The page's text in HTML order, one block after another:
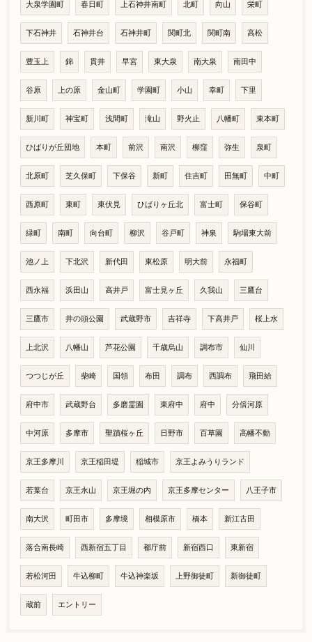
大泉学園町 春日町 上石神井南町 北町 向山 栄町
下石神井 石神井台 石神井町 関町北 関町南 高松
豊玉上 錦 貫井 早宮 東大泉 南大泉 南田中
谷原 上の原 金山町 学園町 小山 幸町 下里
新川町 神宝町 浅間町 滝山 野火止 八幡町 東本町
ひばりが丘団地 本町 前沢 南沢 柳窪 弥生 泉町
北原町 芝久保町 下保谷 新町 住吉町 田無町 中町
西原町 東町 東伏見 ひばりヶ丘北 富士町 保谷町
緑町 南町 向台町 柳沢 谷戸町 神泉 駒場東大前
池ノ上 下北沢 新代田 東松原 明大前 永福町
西永福 浜田山 高井戸 富士見ヶ丘 久我山 三鷹台
三鷹市 井の頭公園 武蔵野市 吉祥寺 下高井戸 桜上水
上北沢 八幡山 芦花公園 千歳烏山 調布市 仙川
つつじが丘 柴崎 国領 布田 調布 西調布 飛田給
府中市 武蔵野台 多磨霊園 東府中 府中 分倍河原
中河原 多摩市 聖蹟桜ヶ丘 日野市 百草園 高幡不動
京王多摩川 京王稲田堤 稲城市 京王よみうりランド
若葉台 京王永山 京王堀の内 京王多摩センター 八王子市
南大沢 町田市 多摩境 相模原市 橋本 新江古田
落合南長崎 西新宿五丁目 都庁前 新宿西口 東新宿
若松河田 牛込柳町 牛込神楽坂 上野御徒町 新御徒町
蔵前 エントリー